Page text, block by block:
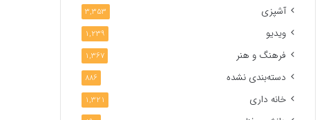
آشپزی 3,353
ویدیو 1,239
فرهنگ و هنر 1,367
دسته‌بندی نشده 886
خانه داری 1,321